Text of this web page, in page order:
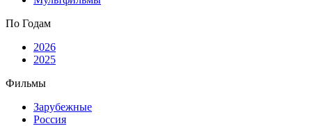
По Годам
2026
2025
Фильмы
Зарубежные
Россия